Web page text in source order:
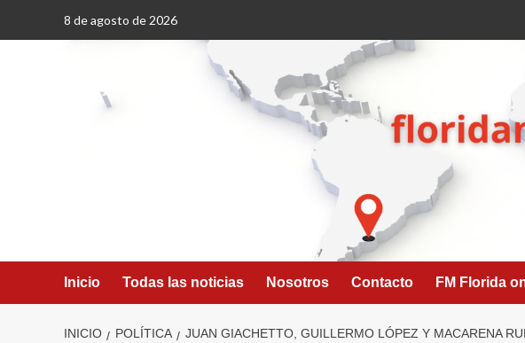
8 de agosto de 2026
Inicio Todas las noticias Nosotros Contacto FM Florida
INICIO POLÍTICA JUAN GIACHETTO, GUILLERMO LÓPEZ Y MACARENA